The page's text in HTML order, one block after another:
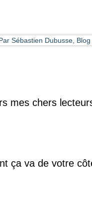
mes chers
ça va de votre